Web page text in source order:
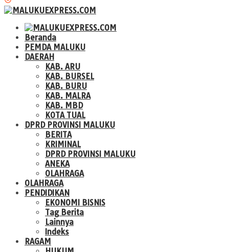
Beranda
PEMDA MALUKU
DAERAH
KAB. ARU
KAB. BURSEL
KAB. BURU
KAB. MALRA
KAB. MBD
KOTA TUAL
DPRD PROVINSI MALUKU
BERITA
KRIMINAL
DPRD PROVINSI MALUKU
ANEKA
OLAHRAGA
OLAHRAGA
PENDIDIKAN
EKONOMI BISNIS
Tag Berita
Lainnya
Indeks
RAGAM